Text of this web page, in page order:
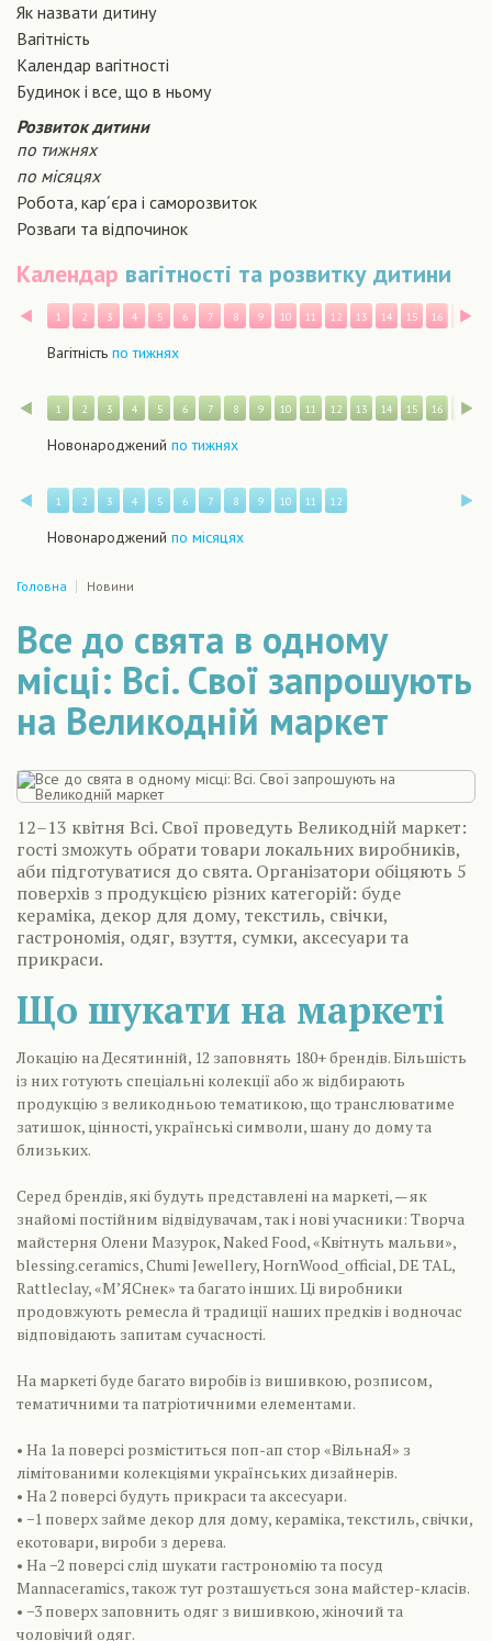
Як назвати дитину
Вагiтнiсть
Календар вагітності
Будинок і все, що в ньому
Розвиток дитини
по тижнях
по місяцях
Робота, кар´єра і саморозвиток
Розваги та відпочинок
Календар вагітності та розвитку дитини
Назад
1 2 3 4 5 6 7 8 9 10 11 12 13 14 15 16 17
Вагітність по тижнях
Назад
1 2 3 4 5 6 7 8 9 10 11 12 13 14 15 16 17
Новонароджений по тижнях
Назад
1 2 3 4 5 6 7 8 9 10 11 12
Новонароджений по місяцях
Головна Новини
Все до свята в одному
місці: Всі. Свої запрошують
на Великодній маркет
12–13 квітня Всі. Свої проведуть Великодній маркет:
гості зможуть обрати товари локальних виробників,
аби підготуватися до свята. Організатори обіцяють 5
поверхів з продукцією різних категорій: буде
кераміка, декор для дому, текстиль, свічки,
гастрономія, одяг, взуття, сумки, аксесуари та
прикраси.
Що шукати на маркеті
Локацію на Десятинній, 12 заповнять 180+ брендів. Більшість
із них готують спеціальні колекції або ж відбирають
продукцію з великодньою тематикою, що транслюватиме
затишок, цінності, українські символи, шану до дому та
близьких.
Серед брендів, які будуть представлені на маркеті, — як
знайомі постійним відвідувачам, так і нові учасники: Творча
майстерня Олени Мазурок, Naked Food, «Квітнуть мальви»,
blessing.ceramics, Chumi Jewellery, HornWood_official, DE TAL,
Rattleclay, «МʼЯСнек» та багато інших. Ці виробники
продовжують ремесла й традиції наших предків і водночас
відповідають запитам сучасності.
На маркеті буде багато виробів із вишивкою, розписом,
тематичними та патріотичними елементами.
• На 1а поверсі розміститься поп-ап стор «ВільнаЯ» з
лімітованими колекціями українських дизайнерів.
• На 2 поверсі будуть прикраси та аксесуари.
• −1 поверх займе декор для дому, кераміка, текстиль, свічки,
екотовари, вироби з дерева.
• На −2 поверсі слід шукати гастрономію та посуд
Mannaceramics, також тут розташується зона майстер-класів.
• −3 поверх заповнить одяг з вишивкою, жіночий та
чоловічий одяг.